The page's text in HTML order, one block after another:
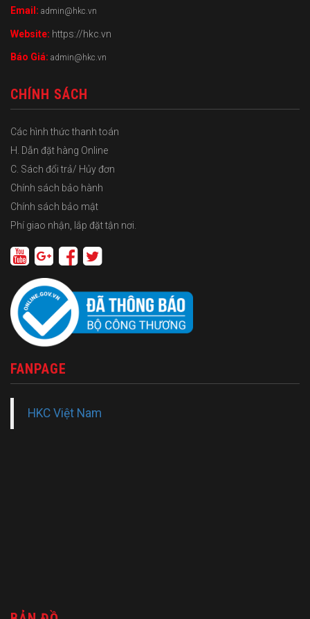
Email: admin@hkc.vn
Website: https://hkc.vn
Báo Giá: admin@hkc.vn
CHÍNH SÁCH
Các hình thức thanh toán
H. Dẫn đặt hàng Online
C. Sách đổi trả/ Hủy đơn
Chính sách bảo hành
Chính sách bảo mật
Phí giao nhận, lắp đặt tận nơi.
FANPAGE
HKC Việt Nam